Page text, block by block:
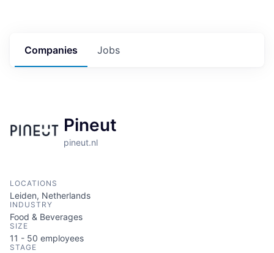
Jobs
Companies
Pineut
pineut.nl
LOCATIONS
Leiden, Netherlands
INDUSTRY
Food & Beverages
SIZE
11 - 50 employees
STAGE